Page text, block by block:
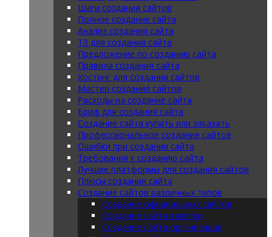
Шаги создания сайтов
Полное создание сайта
Анализ создания сайта
ТЗ для создания сайта
Предложение по созданию сайта
Правила создания сайта
Хостинг для создания сайтов
Мастер создания сайтов
Расходы на создание сайта
Бриф для создания сайта
Создание сайта купить или заказать
Профессиональное создание сайтов
Ошибки при создании сайта
Требования к созданию сайта
Лучшие платформы для создания сайтов
Плюсы создания сайта
Создание сайтов различных типов
Создание официальных сайтов
Создание сайта визитки
Создание сайта организации